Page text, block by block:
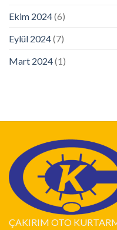
Ekim 2024(6)
Eylül 2024(7)
Mart 2024(1)
ÇAKIRIM OTO